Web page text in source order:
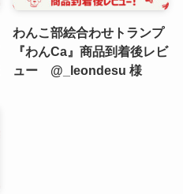
わんこ部絵合わせトランプ
『わんCa』商品到着後レビ
ュー @_leondesu 様